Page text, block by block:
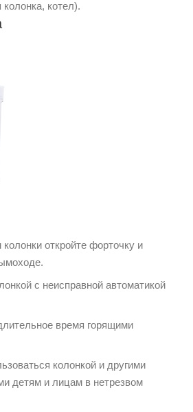
котел).
откройте форточку и
с неисправной автоматикой
время горящими
колонкой и другими
детям и лицам в нетрезвом